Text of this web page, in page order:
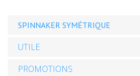
SPINNAKER SYMÉTRIQUE
UTILE
PROMOTIONS